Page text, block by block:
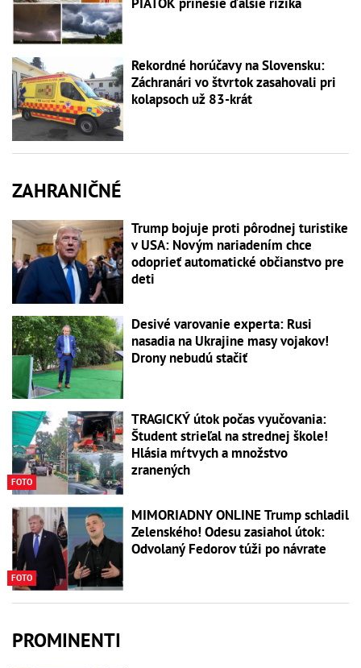
Rekordné horúčavy na Slovensku:
Záchranári vo štvrtok zasahovali pri
kolapsoch už 83-krát
ZAHRANIČNÉ
Trump bojuje proti pôrodnej turistike
v USA: Novým nariadením chce
odoprieť automatické občianstvo pre
deti
Desivé varovanie experta: Rusi
nasadia na Ukrajine masy vojakov!
Drony nebudú stačiť
FOTO
TRAGICKÝ útok počas vyučovania:
Študent strieľal na strednej škole!
Hlásia mŕtvych a množstvo
zranených
FOTO
MIMORIADNY ONLINE Trump schladil
Zelenského! Odesu zasiahol útok:
Odvolaný Fedorov túži po návrate
PROMINENTI